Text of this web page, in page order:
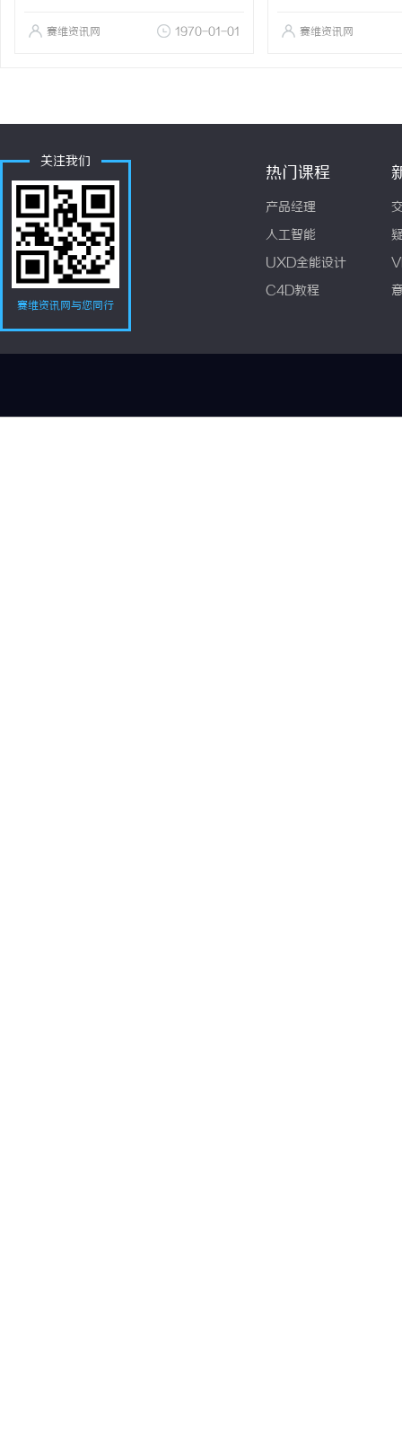
赛维资讯网 1970-01-01 赛维资讯网
关注我们
赛维资讯网与您同行
热门课程
产品经理
人工智能
UXD全能设计
C4D教程